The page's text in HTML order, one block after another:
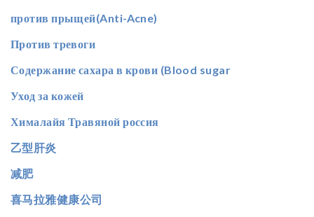
против прыщей(Anti-Acne)
Против тревоги
Содержание сахара в крови (Blood sugar
Уход за кожей
Хималайя Травяной россия
乙型肝炎
减肥
喜马拉雅健康公司